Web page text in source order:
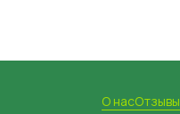
О насОтзывы